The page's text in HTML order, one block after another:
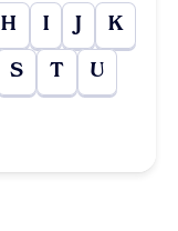
H I J K
S T U